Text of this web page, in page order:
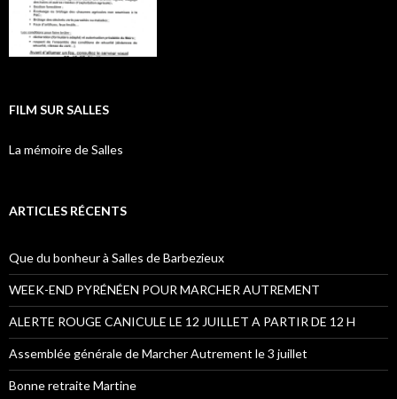
FILM SUR SALLES
La mémoire de Salles
ARTICLES RÉCENTS
Que du bonheur à Salles de Barbezieux
WEEK-END PYRÉNÉEN POUR MARCHER AUTREMENT
ALERTE ROUGE CANICULE LE 12 JUILLET A PARTIR DE 12 H
Assemblée générale de Marcher Autrement le 3 juillet
Bonne retraite Martine